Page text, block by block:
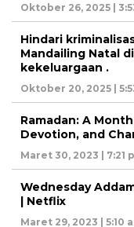
Oktober 26, 2025 |
Hindari
Mandailing Natal
kekeluargaan .
Oktober 20, 2025 |
Ramadan: A
Devotion, and
Maret 30, 2023 | 7:21
Wednesday
| Netflix
Maret 29, 2023 | 5:10